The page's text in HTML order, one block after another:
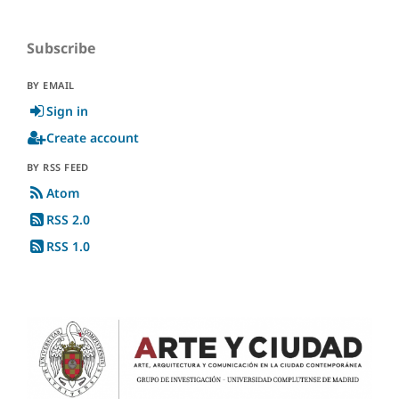
Subscribe
BY EMAIL
Sign in
Create account
BY RSS FEED
Atom
RSS 2.0
RSS 1.0